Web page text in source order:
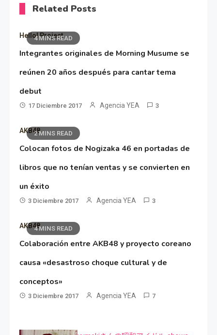
Related Posts
4 MINS READ
Hello! Project
Integrantes originales de Morning Musume se
reúnen 20 años después para cantar tema
debut
17 Diciembre 2017 Agencia YEA 3
2 MINS READ
AKB48
Colocan fotos de Nogizaka 46 en portadas de
libros que no tenían ventas y se convierten en
un éxito
3 Diciembre 2017 Agencia YEA 3
4 MINS READ
AKB48
Colaboración entre AKB48 y proyecto coreano
causa «desastroso choque cultural y de
conceptos»
3 Diciembre 2017 Agencia YEA 7